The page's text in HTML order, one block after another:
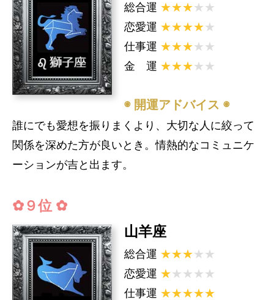
総合運 ★★★★★
恋愛運 ★★★★★
仕事運 ★★★★★
金 運 ★★★★★
◉ 開運アドバイス ◉
誰にでも愛想を振りまくより、大切な人に絞って
関係を深めた方が良いとき。情熱的なコミュニケ
ーションが吉と出ます。
✿９位 ✿
山羊座
総合運 ★★★★★
恋愛運 ★★★★★
仕事運 ★★★★★